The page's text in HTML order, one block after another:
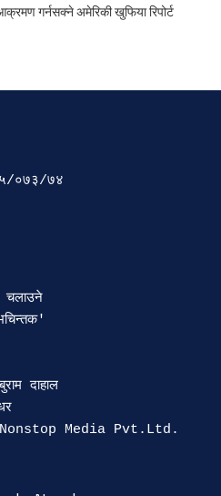
गर्नसक्ने अमेरिकी खुफिया रिपोर्ट
०७३/७४
चलाउने
दाहाल